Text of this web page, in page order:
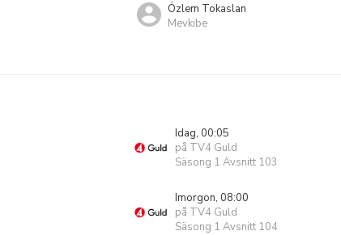
Özlem Tokaslan
Mevkibe
Idag, 00:05
på TV4 Guld
Säsong 1 Avsnitt 103
Imorgon, 08:00
på TV4 Guld
Säsong 1 Avsnitt 104